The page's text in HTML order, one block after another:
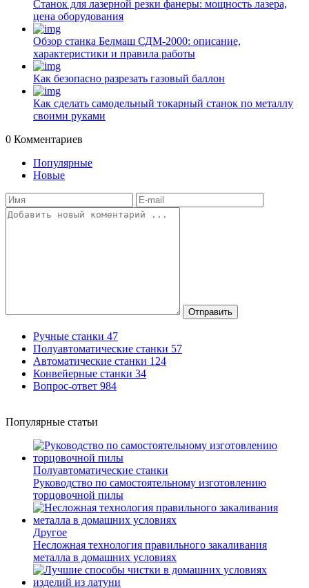
Станок для лазерной резки фанеры: мощность лазера,
цена оборудования
Обзор станка Белмаш СДМ-2000: описание,
характеристики и правила работы
Как безопасно разрезать газовый баллон
Как сделать самодельный токарный станок по металлу
своими руками
0 Комментариев
Популярные
Новые
Отправить
Ручные станки 47
Полуавтоматические станки 57
Автоматические станки 124
Конвейерные станки 34
Вопрос-ответ 984
Популярные статьи
Полуавтоматические станки
Руководство по самостоятельному изготовлению
торцовочной пилы
Другое
Несложная технология правильного закаливания
металла в домашних условиях